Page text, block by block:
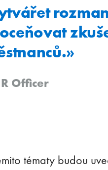
Officer
tématy budou